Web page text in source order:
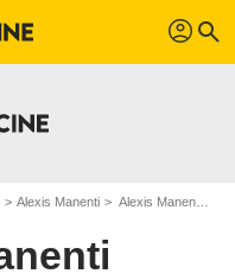
profil search
Alexis Manenti Alexis Manenti : Fotos de sus películas y series